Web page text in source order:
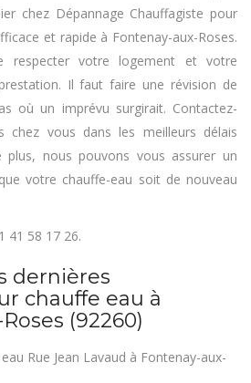
chez Dépannage Chauffagiste pour
et rapide à Fontenay-aux-Roses.
respecter votre logement et votre
Il faut faire une révision de
où un imprévu surgirait. Contactez-
chez vous dans les meilleurs délais
plus, nous pouvons vous assurer un
votre chauffe-eau soit de nouveau
41 58 17 26.
dernières
chauffe eau à
(92260)
Rue Jean Lavaud à Fontenay-aux-